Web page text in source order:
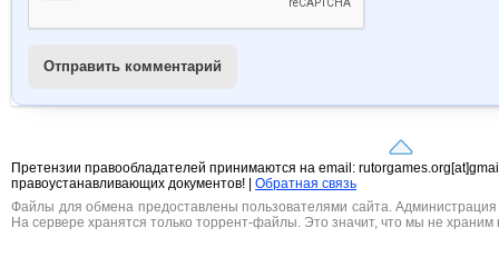
Отправить комментарий
Претензии правообладателей принимаются на email:
правоустанавливающих документов! |
Обратная связь
Файлы для обмена предоставлены пользователями сайта. Администрация
На сервере хранятся только торрент-файлы. Это значит, что мы не